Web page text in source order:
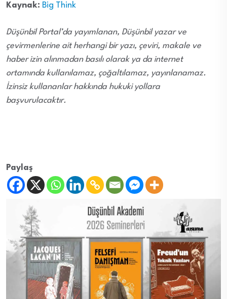
Kaynak: Big Think
Düşünbil Portal’da yayımlanan, Düşünbil yazar ve
çevirmenlerine ait herhangi bir yazı, çeviri, makale ve
haber izin alınmadan basılı olarak ya da internet
ortamında kullanılamaz, çoğaltılamaz, yayınlanamaz.
İzinsiz kullananlar hakkında hukuki yollara
başvurulacaktır.
Paylaş